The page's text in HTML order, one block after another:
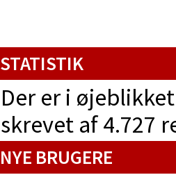
STATISTIK
Der er i
skrevet af 4.727
NYE BRUGERE